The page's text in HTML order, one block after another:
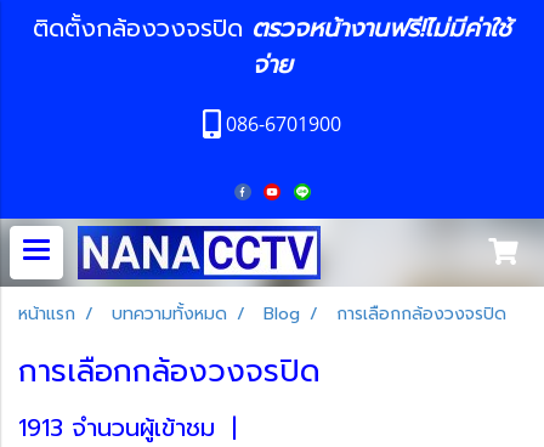
ติดตั้งกล้องวงจรปิด ตรวจหน้างานฟรี!ไม่มีค่าใช้
จ่าย
086-6701900
หน้าแรก บทความทั้งหมด Blog การเลือกกล้องวงจรปิด
การเลือกกล้องวงจรปิด
1913 จำนวนผู้เข้าชม |